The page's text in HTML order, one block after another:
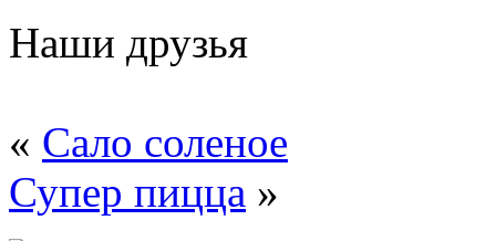
Наши друзья
« Сало соленое
Супер пицца »